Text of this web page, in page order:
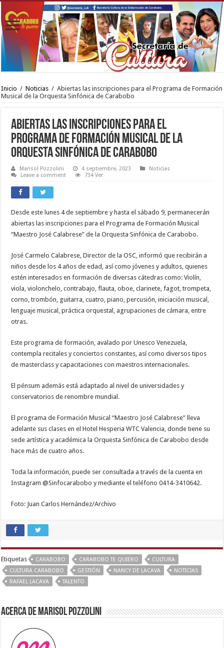
Inicio / Noticias / Abiertas las inscripciones para el Programa de Formación
Musical de la Orquesta Sinfónica de Carabobo
Abiertas las inscripciones para el
Programa de Formación Musical de la
Orquesta Sinfónica de Carabobo
Marisol Pozzolini 4 septiembre, 2023
Noticias
Leave a comment
734 Ver
Desde este lunes 4 de septiembre y hasta el sábado 9, permanecerán
abiertas las inscripciones para el Programa de Formación Musical
“Maestro José Calabrese” de la Orquesta Sinfónica de Carabobo.
José Carmelo Calabrese, Director de la OSC, informó que recibirán a
niños desde los 4 años de edad, así como jóvenes y adultos, quienes
estén interesados en formación de diversas cátedras como: Violín,
viola, violonchelo, contrabajo, flauta, oboe, clarinete, fagot, trompeta,
corno, trombón, guitarra, cuatro, piano, percusión, iniciación musical,
lenguaje musical, práctica orquestal, agrupaciones de cámara, entre
otras.
Este programa de formación, avalado por Unesco Venezuela,
contempla recitales y conciertos constantes, así como diversos tipos
de masterclass y capacitaciones con maestros internacionales.
El pénsum además está adaptado al nivel de universidades y
conservatorios de renombre mundial.
El programa de Formación Musical “Maestro José Calabrese” lleva
adelante sus clases en el Hotel Hesperia WTC Valencia, donde tiene su
sede artística y académica la Orquesta Sinfónica de Carabobo desde
hace más de cuatro años.
Toda la información, puede ser consultada a través de la cuenta en
Instagram @Sinfocarabobo y mediante el teléfono 0414-3410642.
Foto: Juan Carlos Hernández/Archivo
Etiquetas CARABOBO CARABOBO TE QUIERO
CULTURA
CULTURA CARABOBO
GESTIÓN NANCY DE LACAVA
NOTICIAS
RAFAEL LACAVA
TALENTO
Acerca de Marisol Pozzolini